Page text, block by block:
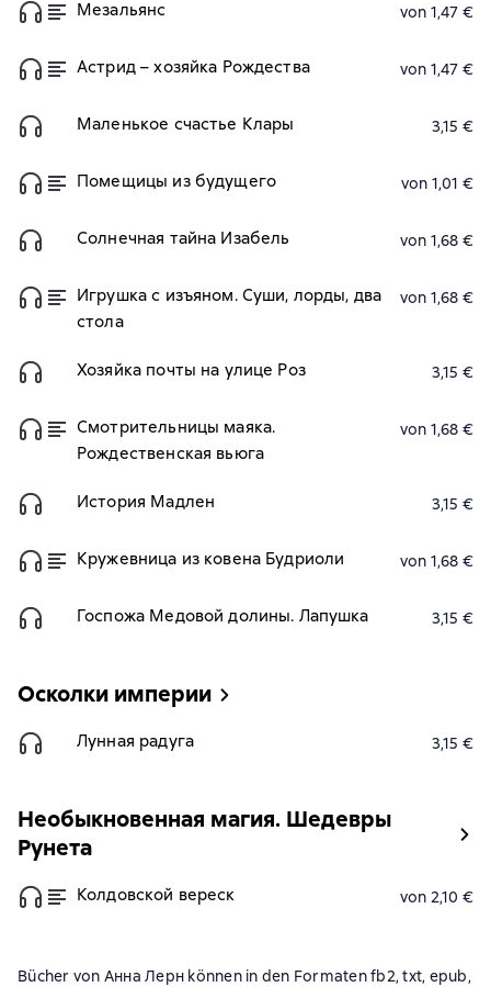
Мезальянс von 1,47 €
Астрид – хозяйка Рождества von 1,47 €
Маленькое счастье Клары 3,15 €
Помещицы из будущего von 1,01 €
Солнечная тайна Изабель von 1,68 €
Игрушка с изъяном. Суши, лорды, два
стола
von 1,68 €
Хозяйка почты на улице Роз 3,15 €
Смотрительницы маяка.
Рождественская вьюга
von 1,68 €
История Мадлен 3,15 €
Кружевница из ковена Будриоли von 1,68 €
Госпожа Медовой долины. Лапушка 3,15 €
Осколки империи
Лунная радуга 3,15 €
Необыкновенная магия. Шедевры
Рунета
Колдовской вереск von 2,10 €
Bücher von Анна Лерн können in den Formaten fb2, txt, epub,